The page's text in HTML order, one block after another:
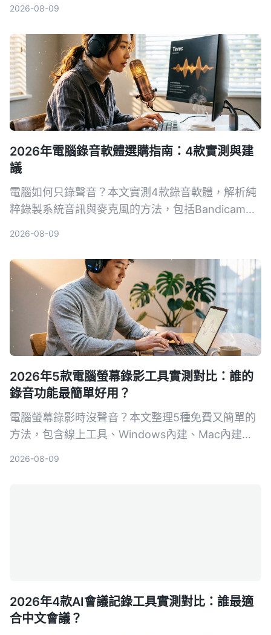
2026-08-09
2026年電腦錄音軟體選購指南：4款實測與建
議
電腦如何只錄聲音？本文實測4款錄音軟體，解析純
粹錄製系統音訊與麥克風的方法，包括Bandicam、
2026-08-09
2026年5款電腦螢幕錄影工具實測對比：誰的
錄音功能最簡單好用？
電腦螢幕錄影時沒聲音？本文整理5種免費又簡單的
方法，包含線上工具、Windows內建、Mac內建，
2026-08-09
2026年4款AI會議記錄工具實測對比：誰最適
合中文會議？